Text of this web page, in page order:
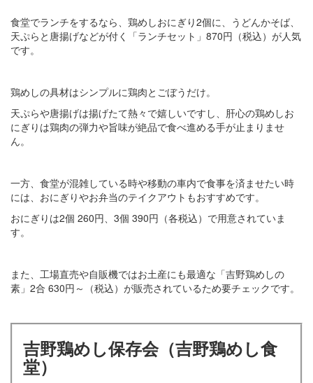
食堂でランチをするなら、鶏めしおにぎり2個に、うどんかそば、
天ぷらと唐揚げなどが付く「ランチセット」870円（税込）が人気
です。
鶏めしの具材はシンプルに鶏肉とごぼうだけ。
天ぷらや唐揚げは揚げたて熱々で嬉しいですし、肝心の鶏めしお
にぎりは鶏肉の弾力や旨味が絶品で食べ進める手が止まりませ
ん。
一方、食堂が混雑している時や移動の車内で食事を済ませたい時
には、おにぎりやお弁当のテイクアウトもおすすめです。
おにぎりは2個 260円、3個 390円（各税込）で用意されていま
す。
また、工場直売や自販機ではお土産にも最適な「吉野鶏めしの
素」2合 630円～（税込）が販売されているため要チェックです。
吉野鶏めし保存会（吉野鶏めし食
堂）